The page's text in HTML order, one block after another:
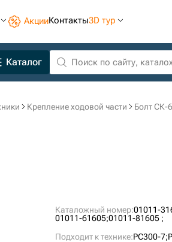
АкцииКонтакты3D тур
Каталог
Крепление ходовой части Болт СК-
Каталожный номер:01011-
01011-61605;01011-81605 ;
Подходит к технике:PC300-7;